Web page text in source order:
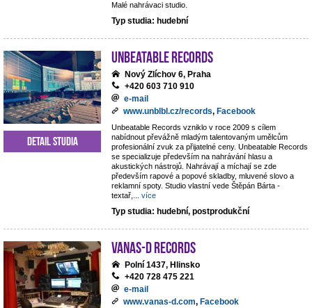
Malé nahrávaci studio.
Typ studia: hudební
Unbeatable Records
Nový Zlíchov 6, Praha
+420 603 710 910
e-mail
www.unblbl.cz/records, Facebook
Unbeatable Records vzniklo v roce 2009 s cílem
nabídnout převážně mladým talentovaným umělcům
profesionální zvuk za přijatelné ceny. Unbeatable Records
se specializuje především na nahrávání hlasu a
akustických nástrojů. Nahrávají a míchají se zde
především rapové a popové skladby, mluvené slovo a
reklamní spoty. Studio vlastní vede Štěpán Bárta -
textař,
více
Typ studia: hudební, postprodukční
Detail studia
VANAS-D Records
Polní 1437, Hlinsko
+420 728 475 221
e-mail
www.vanas-d.com, Facebook